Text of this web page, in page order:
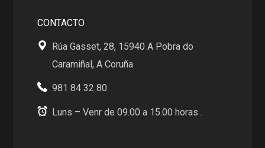
CONTACTO
Rúa Gasset, 28, 15940 A Pobra do
Caramiñal, A Coruña
981 84 32 80
Luns – Venr de 09.00 a 15.00 horas .